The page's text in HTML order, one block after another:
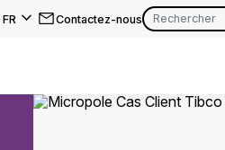
FR
EN FR
Contactez-nous